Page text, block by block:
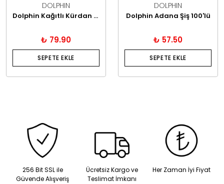
DOLPHIN
Dolphin Kağıtlı Kürdan 1.000'li
₺ 79.90
SEPETE EKLE
DOLPHIN
Dolphin Adana Şiş 100'lü
₺ 57.50
SEPETE EKLE
256 Bit SSL ile
Güvende Alışveriş
Ücretsiz Kargo ve
Teslimat İmkanı
Her Zaman İyi Fiyat